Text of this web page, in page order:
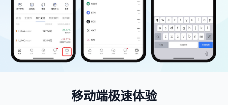
移动端极速体验